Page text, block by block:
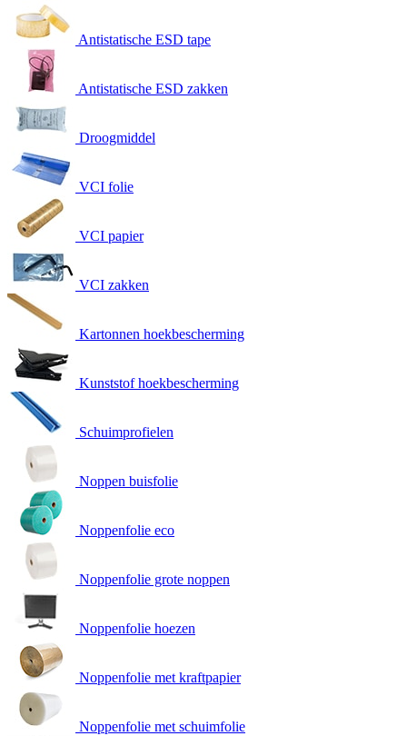
Antistatische ESD tape
Antistatische ESD zakken
Droogmiddel
VCI folie
VCI papier
VCI zakken
Kartonnen hoekbescherming
Kunststof hoekbescherming
Schuimprofielen
Noppen buisfolie
Noppenfolie eco
Noppenfolie grote noppen
Noppenfolie hoezen
Noppenfolie met kraftpapier
Noppenfolie met schuimfolie